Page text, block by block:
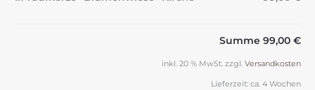
Summe 99,00 €
inkl. 20 % MwSt. zzgl. Versandkosten
Lieferzeit: ca. 4 Wochen